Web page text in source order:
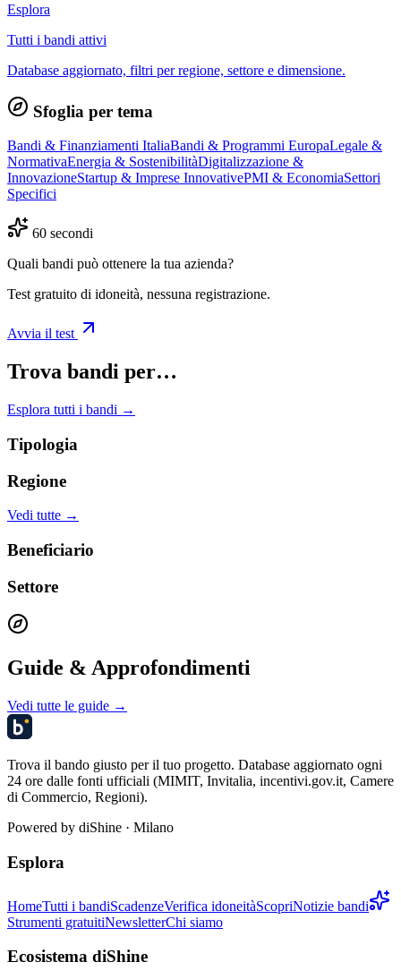
Esplora
Tutti i bandi attivi
Database aggiornato, filtri per regione, settore e dimensione.
Sfoglia per tema
Bandi & Finanziamenti ItaliaBandi & Programmi EuropaLegale &
NormativaEnergia & SostenibilitàDigitalizzazione &
InnovazioneStartup & Imprese InnovativePMI & EconomiaSettori
Specifici
60 secondi
Quali bandi può ottenere la tua azienda?
Test gratuito di idoneità, nessuna registrazione.
Avvia il test
Trova bandi per…
Esplora tutti i bandi →
Tipologia
Regione
Vedi tutte →
Beneficiario
Settore
Guide & Approfondimenti
Vedi tutte le guide →
Trova il bando giusto per il tuo progetto. Database aggiornato ogni
24 ore dalle fonti ufficiali (MIMIT, Invitalia, incentivi.gov.it, Camere
di Commercio, Regioni).
Powered by diShine · Milano
Esplora
HomeTutti i bandiScadenzeVerifica idoneitàScopriNotizie bandi
Strumenti gratuitiNewsletterChi siamo
Ecosistema diShine